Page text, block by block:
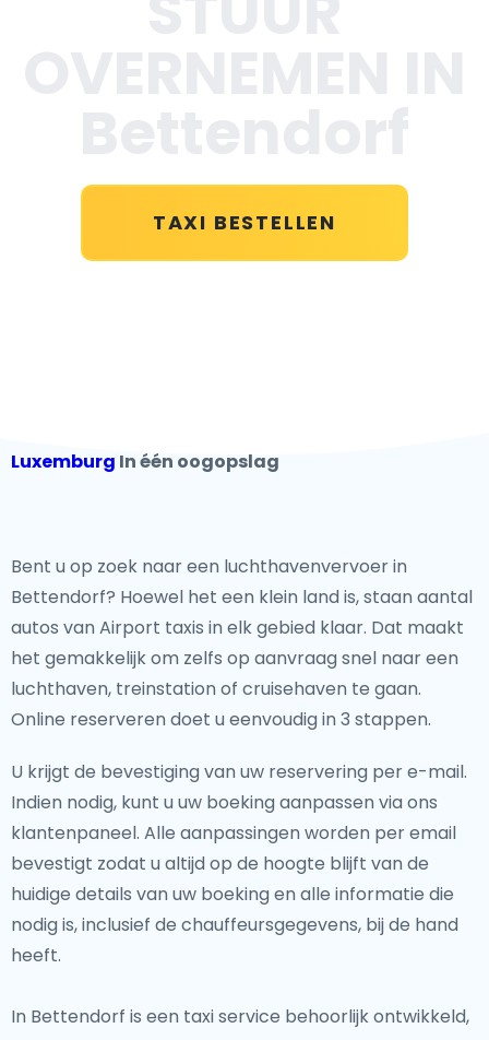
TAXI BESTELLEN
Luxemburg In één oogopslag
Bent u op zoek naar een luchthavenvervoer in
Bettendorf? Hoewel het een klein land is, staan aantal
autos van Airport taxis in elk gebied klaar. Dat maakt
het gemakkelijk om zelfs op aanvraag snel naar een
luchthaven, treinstation of cruisehaven te gaan.
Online reserveren doet u eenvoudig in 3 stappen.
U krijgt de bevestiging van uw reservering per e-mail.
Indien nodig, kunt u uw boeking aanpassen via ons
klantenpaneel. Alle aanpassingen worden per email
bevestigt zodat u altijd op de hoogte blijft van de
huidige details van uw boeking en alle informatie die
nodig is, inclusief de chauffeursgegevens, bij de hand
heeft.
In Bettendorf is een taxi service behoorlijk ontwikkeld,